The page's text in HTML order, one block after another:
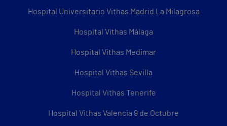
Hospital Universitario Vithas Madrid La Milagrosa
Hospital Vithas Málaga
Hospital Vithas Medimar
Hospital Vithas Sevilla
Hospital Vithas Tenerife
Hospital Vithas Valencia 9 de Octubre